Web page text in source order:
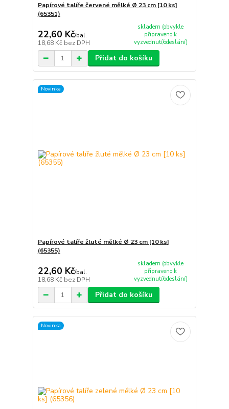
Papírové talíře červené mělké Ø 23 cm [10 ks]
(65351)
22,60 Kč/bal.
18,68 Kč bez DPH
skladem (obvykle
připraveno k
vyzvednutí/odeslání)
Přidat do košíku
Novinka
Papírové talíře žluté mělké Ø 23 cm [10 ks]
(65355)
22,60 Kč/bal.
18,68 Kč bez DPH
skladem (obvykle
připraveno k
vyzvednutí/odeslání)
Přidat do košíku
Novinka